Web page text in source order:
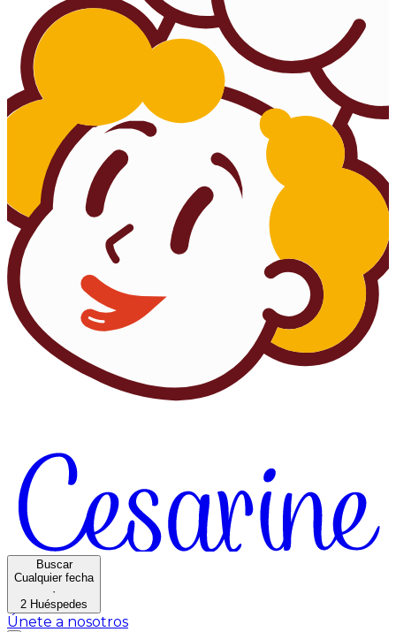
Buscar
Cualquier fecha
·
2 Huéspedes
Únete a nosotros